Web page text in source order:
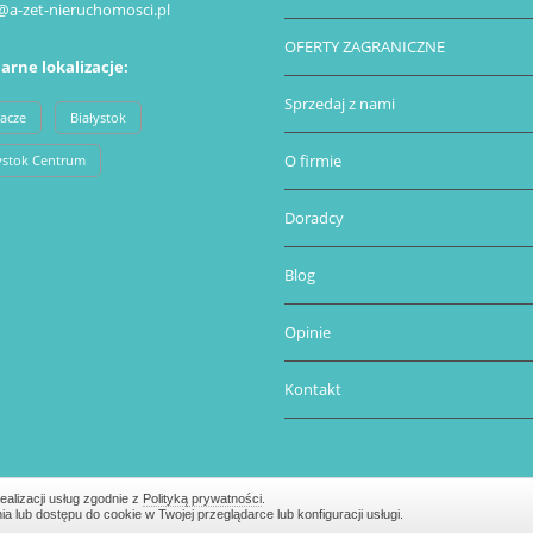
zet-nieruchomosci.pl
lokalizacje:
Białystok
Centrum
OFERTY ZAGRANICZNE
Sprzedaj z nami
O firmie
Doradcy
Blog
Opinie
Kontakt
usług zgodnie z Polityką prywatności
lub dostępu do cookie w Twojej przeglądarce lub konfiguracji usługi.